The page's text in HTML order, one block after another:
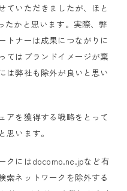
ていただきましたが、ほと
たかと思います。実際、弊
トナーは成果につながりに
てはブランドイメージが棄
は弊社も除外が良いと思い
アを獲得する戦略をとって
います。
クにはdocomo.ne.jpなど有
索ネットワークを除外する